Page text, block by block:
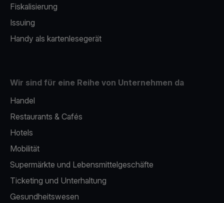
Fiskalisierung
Issuing
Handy als kartenlesegerät
Wir sind für eine Reihe von Unternehmen da
Handel
Restaurants & Cafés
Hotels
Mobilität
Supermärkte und Lebensmittelgeschäfte
Ticketing und Unterhaltung
Gesundheitswesen